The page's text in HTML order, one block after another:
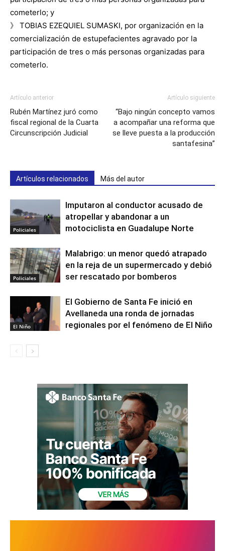
cometerlo; y
》 TOBIAS EZEQUIEL SUMASKI, por organización en la
comercialización de estupefacientes agravado por la
participación de tres o más personas organizadas para
cometerlo.
Artículo anterior
Rubén Martínez juró como
fiscal regional de la Cuarta
Circunscripción Judicial
Artículo siguiente
“Bajo ningún concepto vamos
a acompañar una reforma que
se lleve puesta a la producción
santafesina”
Artículos relacionados Más del autor
Policiales
Imputaron al conductor acusado de
atropellar y abandonar a un
motociclista en Guadalupe Norte
Policiales
Malabrigo: un menor quedó atrapado
en la reja de un supermercado y debió
ser rescatado por bomberos
El Niño
El Gobierno de Santa Fe inició en
Avellaneda una ronda de jornadas
regionales por el fenómeno de El Niño